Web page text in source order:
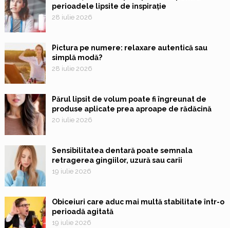
perioadele lipsite de inspirație
28 iulie 2026
Pictura pe numere: relaxare autentică sau
simplă modă?
28 iulie 2026
Părul lipsit de volum poate fi îngreunat de
produse aplicate prea aproape de rădăcină
20 iulie 2026
Sensibilitatea dentară poate semnala
retragerea gingiilor, uzură sau carii
19 iulie 2026
Obiceiuri care aduc mai multă stabilitate într-o
perioadă agitată
19 iulie 2026